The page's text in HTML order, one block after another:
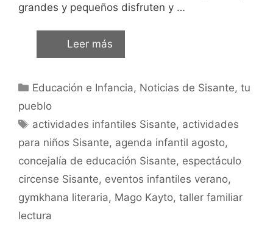
grandes y pequeños disfruten y …
Leer más
Educación e Infancia, Noticias de Sisante, tu
pueblo
actividades infantiles Sisante, actividades
para niños Sisante, agenda infantil agosto,
concejalía de educación Sisante, espectáculo
circense Sisante, eventos infantiles verano,
gymkhana literaria, Mago Kayto, taller familiar
lectura